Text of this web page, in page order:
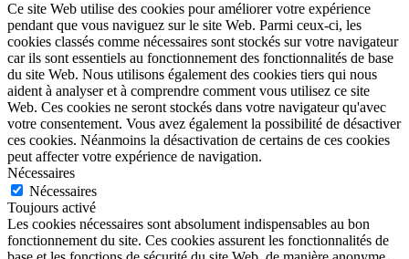
Ce site Web utilise des cookies pour améliorer votre expérience
pendant que vous naviguez sur le site Web. Parmi ceux-ci, les
cookies classés comme nécessaires sont stockés sur votre navigateur
car ils sont essentiels au fonctionnement des fonctionnalités de base
du site Web. Nous utilisons également des cookies tiers qui nous
aident à analyser et à comprendre comment vous utilisez ce site
Web. Ces cookies ne seront stockés dans votre navigateur qu'avec
votre consentement. Vous avez également la possibilité de désactiver
ces cookies. Néanmoins la désactivation de certains de ces cookies
peut affecter votre expérience de navigation.
Nécessaires
Nécessaires
Toujours activé
Les cookies nécessaires sont absolument indispensables au bon
fonctionnement du site. Ces cookies assurent les fonctionnalités de